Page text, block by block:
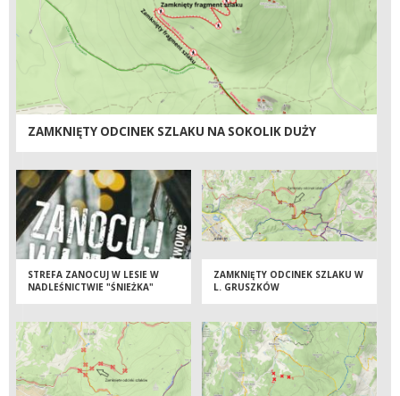
ZAMKNIĘTY ODCINEK SZLAKU NA SOKOLIK DUŻY
STREFA ZANOCUJ W LESIE W
NADLEŚNICTWIE "ŚNIEŻKA"
ZAMKNIĘTY ODCINEK SZLAKU W
L. GRUSZKÓW